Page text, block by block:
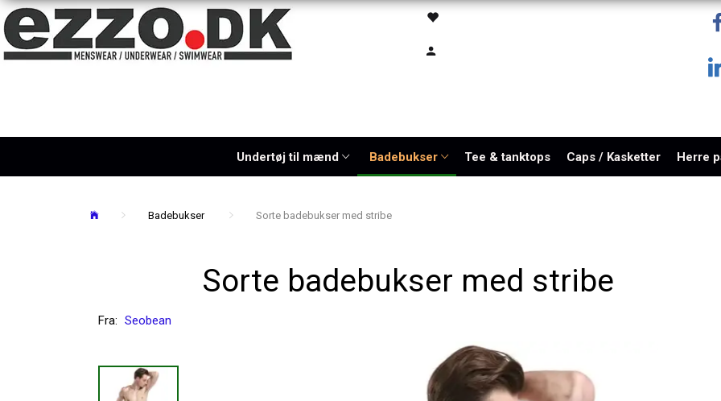
Undertøj til mænd Badebukser Tee & tanktops Caps / Kasketter Herre
Badebukser Sorte badebukser med stribe
Sorte badebukser med stribe
Fra: Seobean